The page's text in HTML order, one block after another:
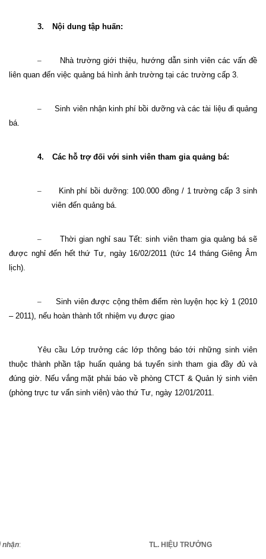
3. Nội dung tập huấn:
–
Nhà trường giới thiệu, hướng dẫn sinh viên các vấn đề
liên quan đến việc quảng bá hình ảnh trường tại các trường cấp 3.
–
Sinh viên nhận kinh phí bồi dưỡng và các tài liệu đi quảng
bá.
4. Các hỗ trợ đối với sinh viên tham gia quảng bá:
–
Kinh phí bồi dưỡng: 100.000 đồng / 1 trường cấp 3 sinh
viên đến quảng bá.
–
Thời gian nghỉ sau Tết: sinh viên tham gia quảng bá sẽ
được nghỉ đến hết thứ Tư, ngày 16/02/2011 (tức 14 tháng Giêng Âm
lịch).
–
Sinh viên được cộng thêm điểm rèn luyện học kỳ 1 (2010
– 2011), nếu hoàn thành tốt nhiệm vụ được giao
Yêu cầu Lớp trưởng các lớp thông báo tới những sinh viên
thuộc thành phần tập huấn quảng bá tuyển sinh tham gia đầy đủ và
đúng giờ. Nếu vắng mặt phải báo về phòng CTCT & Quản lý sinh viên
(phòng trực tư vấn sinh viên) vào thứ Tư, ngày 12/01/2011.
nhận: TL. HIỆU TRƯỞNG